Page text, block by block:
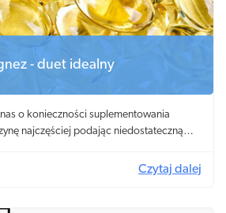
- duet idealny
o konieczności suplementowania
najczęściej podając niedostateczną
słońca!) i rzeczywiście nie można z tym
Czytaj dalej